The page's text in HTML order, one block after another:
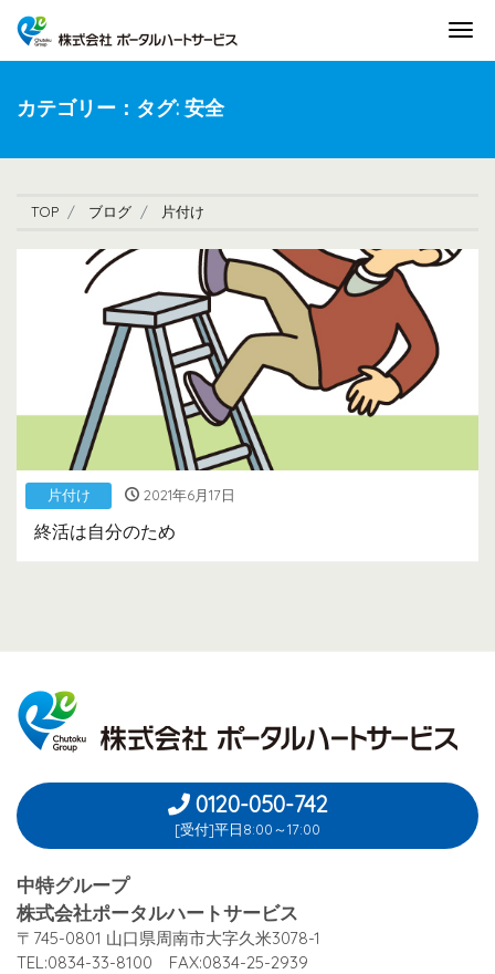
カテゴリー：タグ: 安全
TOP ブログ 片付け
片付け 2021年6月17日
終活は自分のため
0120-050-742
[受付]平日8:00～17:00
中特グループ
株式会社ポータルハートサービス
〒745-0801 山口県周南市大字久米3078-1
TEL:0834-33-8100 FAX:0834-25-2939